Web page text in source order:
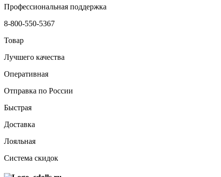
Профессиональная поддержка
8-800-550-5367
Товар
Лучшего качества
Оперативная
Отправка по России
Быстрая
Доставка
Лояльная
Система скидок